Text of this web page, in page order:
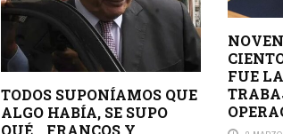
TODOS SUPONÍAMOS QUE
ALGO HABÍA, SE SUPO
FUE